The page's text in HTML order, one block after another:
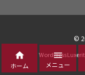
©
WordPress

ホーム

メニュー